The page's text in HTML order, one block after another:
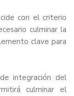
con el criterio
culminar la
clave para
integración del
culminar el